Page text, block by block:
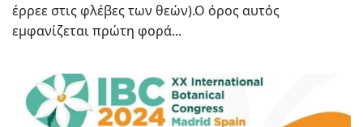
έρρεε στις φλέβες των θεών).Ο όρος αυτός
εμφανίζεται πρώτη φορά...